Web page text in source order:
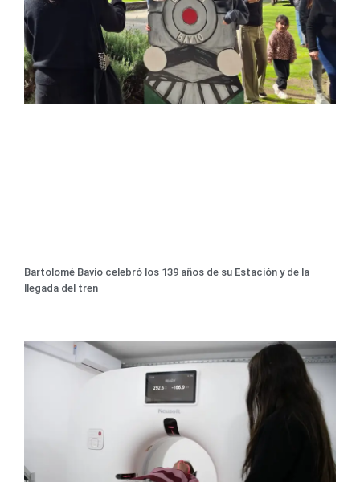
Bartolomé Bavio celebró los 139 años de su Estación y de la
llegada del tren